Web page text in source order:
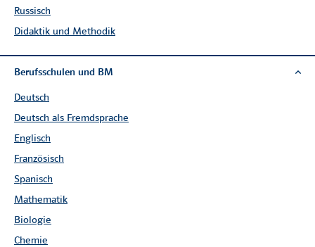
Russisch
Didaktik und Methodik
Berufsschulen und BM
Deutsch
Deutsch als Fremdsprache
Englisch
Französisch
Spanisch
Mathematik
Biologie
Chemie
Blitzrechnen 1-4
Lizenzschein